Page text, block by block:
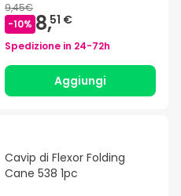
9,45€
-10% 8,51 €
Spedizione in 24-72h
Aggiungi
Cavip di Flexor Folding
Cane 538 1pc